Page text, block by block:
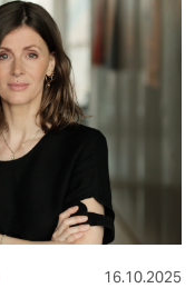
16.10.2025